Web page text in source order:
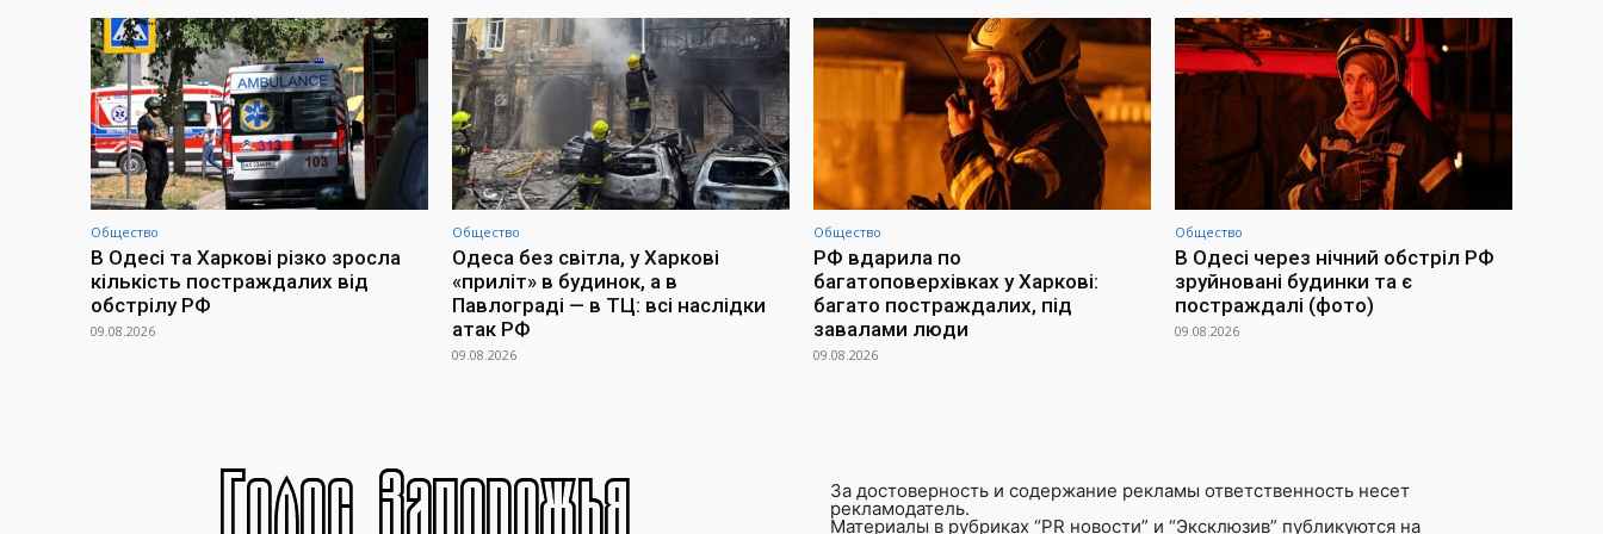
Общество
В Одесі та Харкові різко зросла
кількість постраждалих від
обстрілу РФ
09.08.2026
Общество
Одеса без світла, у Харкові
«приліт» в будинок, а в
Павлограді — в ТЦ: всі наслідки
атак РФ
09.08.2026
Общество
РФ вдарила по
багатоповерхівках у Харкові:
багато постраждалих, під
завалами люди
09.08.2026
Общество
В Одесі через нічний обстріл РФ
зруйновані будинки та є
постраждалі (фото)
09.08.2026
За достоверность и содержание рекламы ответственность несет
рекламодатель.
Материалы в рубриках “PR новости” и “Эксклюзив” публикуются на